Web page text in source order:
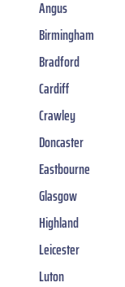
Angus
Birmingham
Bradford
Cardiff
Crawley
Doncaster
Eastbourne
Glasgow
Highland
Leicester
Luton